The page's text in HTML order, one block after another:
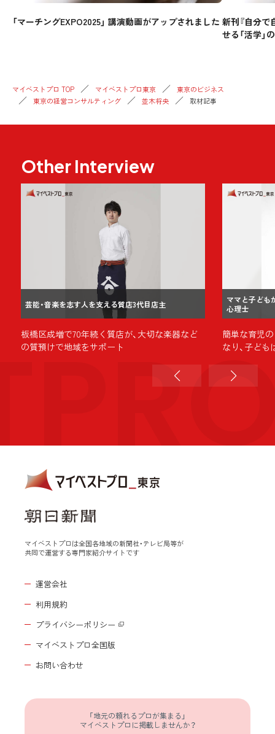
「マーチングEXPO2025」 講演動画がアップされました 新刊『自分
せる「活学」
マイベストプロ TOP マイベストプロ東京
東京のビジネス
東京の経営コンサルティング
並木将央 取材記事
Other Interview
芸能・音楽を志す人を支える質店3代目店主
板橋区成増で70年続く質店が、大切な楽器など
の質預けで地域をサポート
ママと子ども
心理士
簡単な育児
なり、子ども
マイベストプロは全国各地域の新聞社・テレビ局等が
共同で運営する専門家紹介サイトです
運営会社
利用規約
プライバシーポリシー
マイベストプロ全国版
お問い合わせ
「地元の頼れるプロが集まる」
マイベストプロに掲載しませんか？